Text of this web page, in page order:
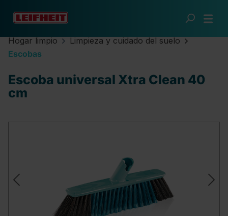
Saltar al contenido principal
Hogar limpio
Limpieza y cuidado del suelo
Escobas
Escoba universal Xtra Clean 40
cm